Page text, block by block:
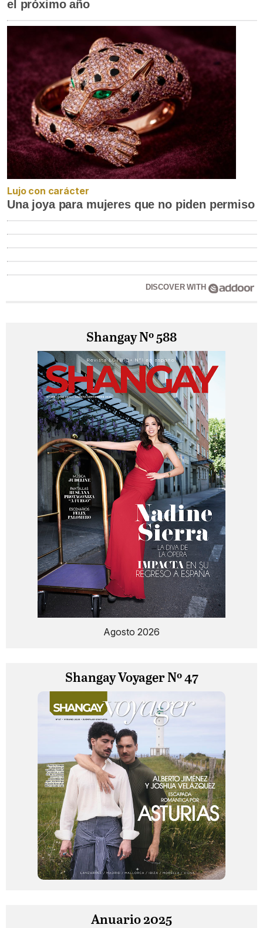
el próximo año
Lujo con carácter
Una joya para mujeres que no piden permiso
DISCOVER WITH
Shangay Nº 588
Agosto 2026
Shangay Voyager Nº 47
Anuario 2025